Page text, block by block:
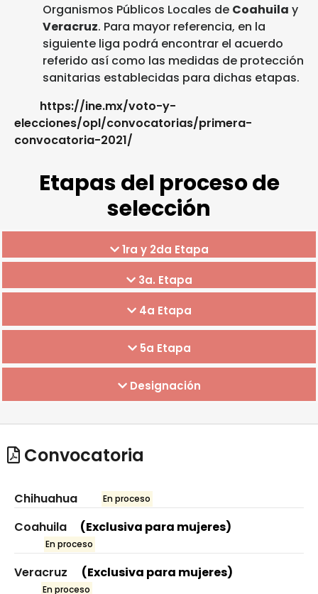
Organismos Públicos Locales de Coahuila y
Veracruz. Para mayor referencia, en la
siguiente liga podrá encontrar el acuerdo
referido así como las medidas de protección
sanitarias establecidas para dichas etapas.
https://ine.mx/voto-y-
elecciones/opl/convocatorias/primera-
convocatoria-2021/
Etapas del proceso de
selección
1ra y 2da Etapa
3a. Etapa
4a Etapa
5a Etapa
Designación
Convocatoria
Chihuahua En proceso
Coahuila (Exclusiva para mujeres)
En proceso
Veracruz (Exclusiva para mujeres)
En proceso